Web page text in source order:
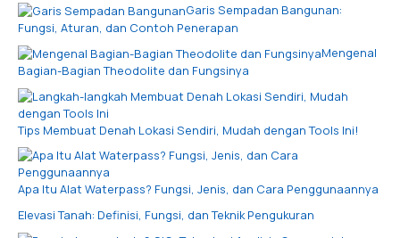
Garis Sempadan Bangunan:
Fungsi, Aturan, dan Contoh Penerapan
Mengenal
Bagian-Bagian Theodolite dan Fungsinya
Tips Membuat Denah Lokasi Sendiri, Mudah dengan Tools Ini!
Apa Itu Alat Waterpass? Fungsi, Jenis, dan Cara Penggunaannya
Elevasi Tanah: Definisi, Fungsi, dan Teknik Pengukuran